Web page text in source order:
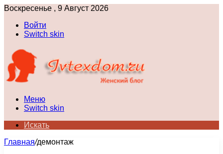
Воскресенье , 9 Август 2026
Войти
Switch skin
Меню
Switch skin
Искать
Главная/демонтаж